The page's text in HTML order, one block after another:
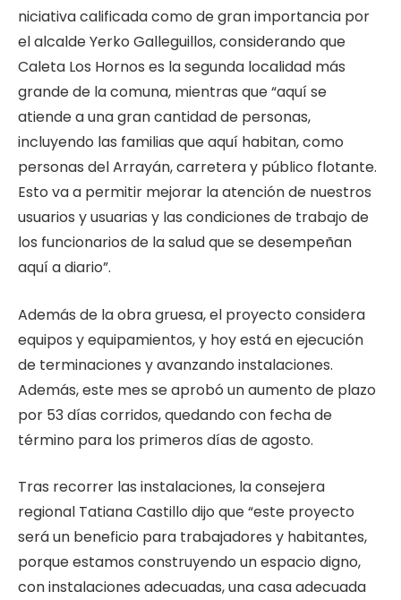
niciativa calificada como de gran importancia por
el alcalde Yerko Galleguillos, considerando que
Caleta Los Hornos es la segunda localidad más
grande de la comuna, mientras que “aquí se
atiende a una gran cantidad de personas,
incluyendo las familias que aquí habitan, como
personas del Arrayán, carretera y público flotante.
Esto va a permitir mejorar la atención de nuestros
usuarios y usuarias y las condiciones de trabajo de
los funcionarios de la salud que se desempeñan
aquí a diario”.
Además de la obra gruesa, el proyecto considera
equipos y equipamientos, y hoy está en ejecución
de terminaciones y avanzando instalaciones.
Además, este mes se aprobó un aumento de plazo
por 53 días corridos, quedando con fecha de
término para los primeros días de agosto.
Tras recorrer las instalaciones, la consejera
regional Tatiana Castillo dijo que “este proyecto
será un beneficio para trabajadores y habitantes,
porque estamos construyendo un espacio digno,
con instalaciones adecuadas, una casa adecuada